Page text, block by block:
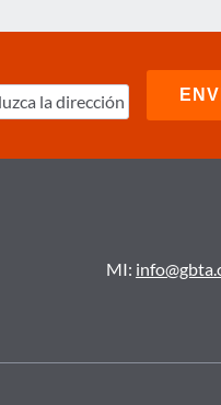
MI: